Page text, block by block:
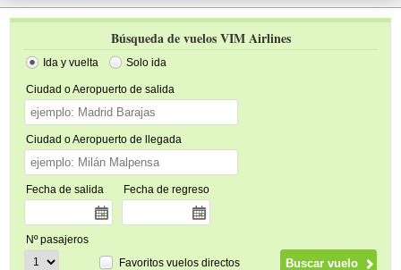
Búsqueda de vuelos VIM Airlines
Ida y vuelta Solo ida
Ciudad o Aeropuerto de salida
Ciudad o Aeropuerto de llegada
Fecha de salida Fecha de regreso
Nº pasajeros
Favoritos vuelos directos